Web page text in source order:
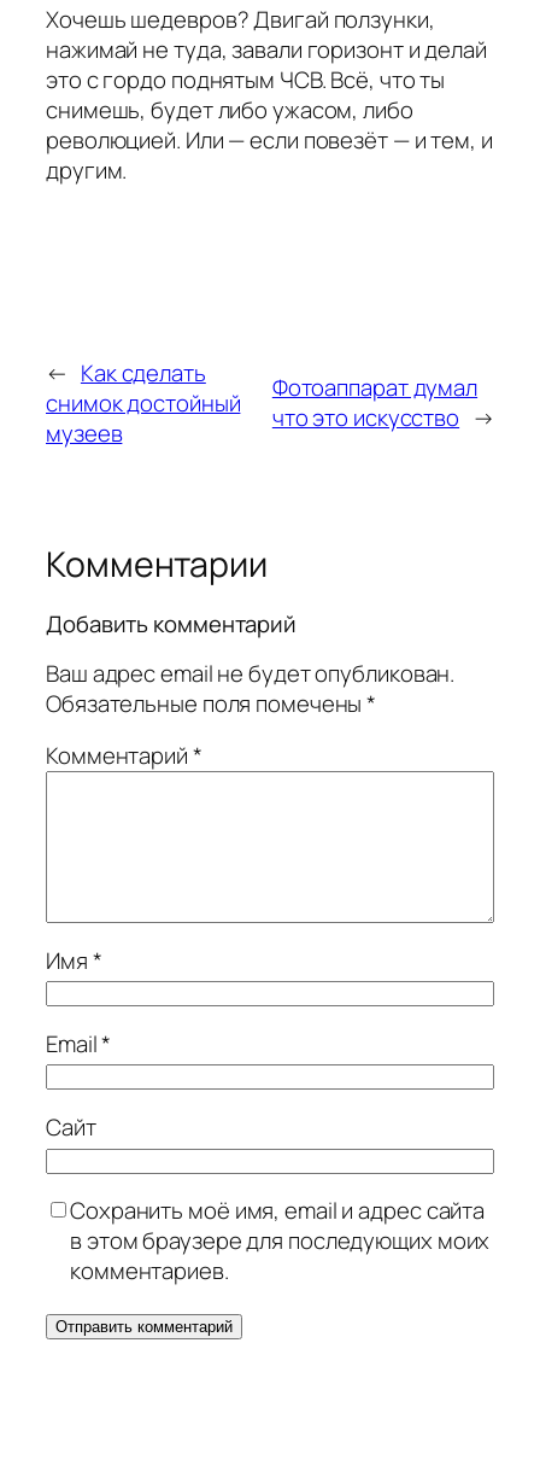
Хочешь шедевров? Двигай ползунки,
нажимай не туда, завали горизонт и делай
это с гордо поднятым ЧСВ. Всё, что ты
снимешь, будет либо ужасом, либо
революцией. Или — если повезёт — и тем, и
другим.
← Как сделать
снимок достойный
музеев
Фотоаппарат думал
что это искусство →
Комментарии
Добавить комментарий
Ваш адрес email не будет опубликован.
Обязательные поля помечены*
Комментарий*
Имя*
Email*
Сайт
Сохранить моё имя, email и адрес сайта
в этом браузере для последующих моих
комментариев.